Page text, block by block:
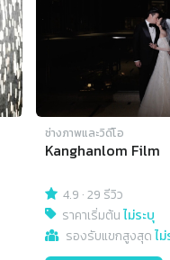
ช่างภาพและวิดีโอ
Kanghanlom Film
4.9 ·29 รีวิว
ราคาเริ่มต้นไม่ระบุ
รองรับแขกสูงสุดไ